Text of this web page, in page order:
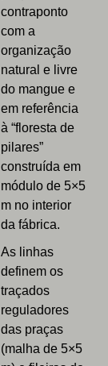
contraponto
com a
organização
natural e livre
do mangue e
em referência
à “floresta de
pilares”
construída em
módulo de 5×5
m no interior
da fábrica.
As linhas
definem os
traçados
reguladores
das praças
(malha de 5×5